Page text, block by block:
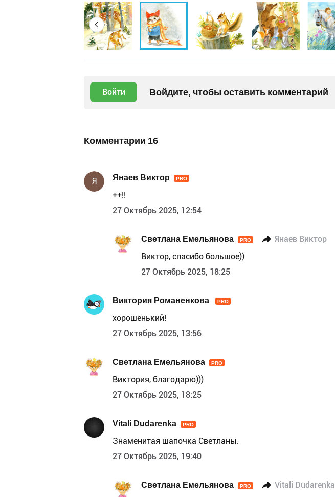
Войти Войдите, чтобы оставить комментарий
Комментарии 16
Я Янаев Виктор PRO
++!!
27 Октябрь 2025, 12:54
Светлана Емельянова PRO Янаев Виктор
Виктор, спасибо большое))
27 Октябрь 2025, 18:25
Виктория Романенкова PRO
хорошенький!
27 Октябрь 2025, 13:56
Светлана Емельянова PRO
Виктория, благодарю)))
27 Октябрь 2025, 18:25
Vitali Dudarenka PRO
Знаменитая шапочка Светланы.
27 Октябрь 2025, 19:40
Светлана Емельянова PRO Vitali Dudarenka